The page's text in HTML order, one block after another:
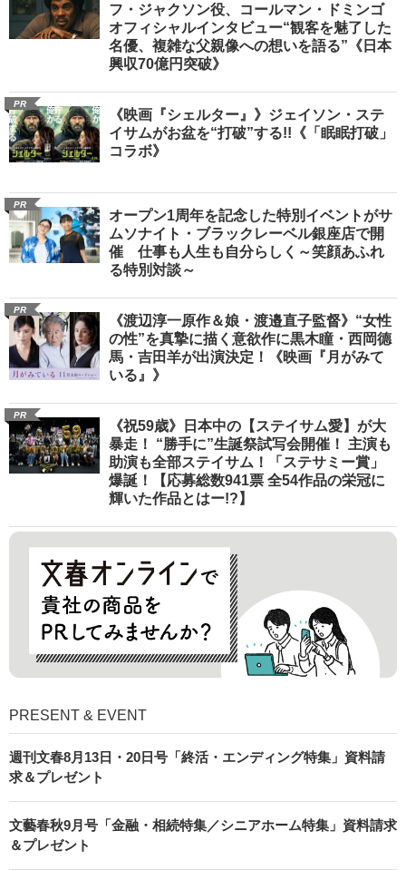
フ・ジャクソン役、コールマン・ドミンゴ
オフィシャルインタビュー“観客を魅了した
名優、複雑な父親像への想いを語る”《日本
興収70億円突破》
PR
《映画『シェルター』》ジェイソン・ステ
イサムがお盆を“打破”する!!《「眠眠打破」
コラボ》
PR
オープン1周年を記念した特別イベントがサ
ムソナイト・ブラックレーベル銀座店で開
催 仕事も人生も自分らしく～笑顔あふれ
る特別対談～
PR
《渡辺淳一原作＆娘・渡邉直子監督》“女性
の性”を真摯に描く意欲作に黒木瞳・西岡德
馬・吉田羊が出演決定！《映画『月がみて
いる』》
PR
《祝59歳》日本中の【ステイサム愛】が大
暴走！ “勝手に”生誕祭試写会開催！ 主演も
助演も全部ステイサム！「ステサミー賞」
爆誕！【応募総数941票 全54作品の栄冠に
輝いた作品とはー!?】
PRESENT & EVENT
週刊文春8月13日・20日号「終活・エンディング特集」資料請
求＆プレゼント
文藝春秋9月号「金融・相続特集／シニアホーム特集」資料請求
＆プレゼント